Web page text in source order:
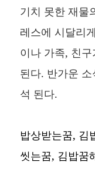
기치 못한 재물
레스에 시달리
이나 가족, 친
된다. 반가운
석 된다.
밥상받는꿈, 김
씻는꿈, 김밥꿈